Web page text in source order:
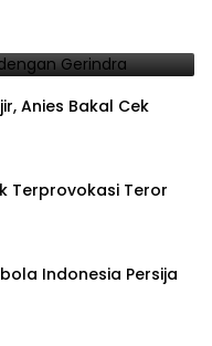
Anies Bakal Cek
Terprovokasi Teror
Indonesia Persija